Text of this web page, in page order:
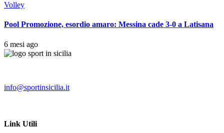
Volley
Pool Promozione, esordio amaro: Messina cade 3-0 a Latisana
6 mesi ago
info@sportinsicilia.it
Link Utili